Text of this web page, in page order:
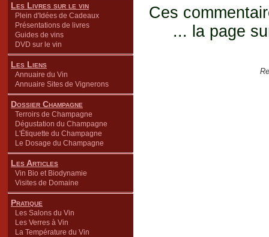
Les Livres sur le vin
Plein d'Idées de Cadeaux
Présentations de livres
Guides de vins
DVD sur le vin
Les Liens
Annuaire du Vin
Annuaire Sites de Vignerons
Dossier Champagne
Terroirs de Champagne
Dégustation du Champagne
L'Étiquette du Champagne
Le Dosage du Champagne
Les Articles
Vin Bio et Biodynamie
Visites de Domaine
Pratique
Les Salons du Vin
Les Verres à Vin
La Température du Vin
Ces
... la page